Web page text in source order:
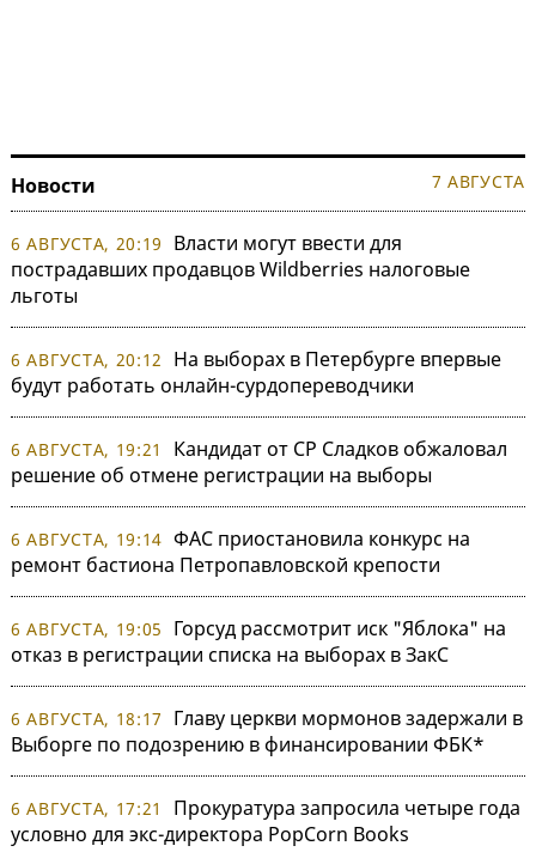
Новости 7 АВГУСТА
6 АВГУСТА, 20:19
Власти могут ввести для
пострадавших продавцов Wildberries налоговые
льготы
6 АВГУСТА, 20:12
На выборах в Петербурге впервые
будут работать онлайн-сурдопереводчики
6 АВГУСТА, 19:21
Кандидат от СР Сладков обжаловал
решение об отмене регистрации на выборы
6 АВГУСТА, 19:14 ФАС приостановила конкурс на
ремонт бастиона Петропавловской крепости
6 АВГУСТА, 19:05
Горсуд рассмотрит иск "Яблока" на
отказ в регистрации списка на выборах в ЗакС
6 АВГУСТА, 18:17
Главу церкви мормонов задержали в
Выборге по подозрению в финансировании ФБК*
6 АВГУСТА, 17:21
Прокуратура запросила четыре года
условно для экс-директора PopCorn Books